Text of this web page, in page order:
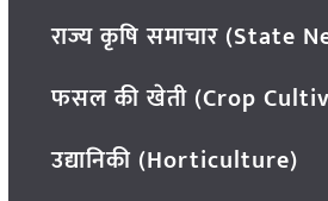
राज्य कृषि समाचार (State
फसल की खेती (Crop
उद्यानिकी (Horticulture)